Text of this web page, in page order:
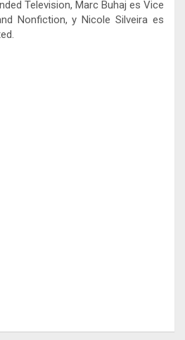
Television, Marc Buhaj es Vice
Nonfiction, y Nicole Silveira es